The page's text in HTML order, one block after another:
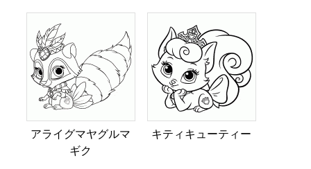
アライグマヤグルマ
ギク
キティキューティー